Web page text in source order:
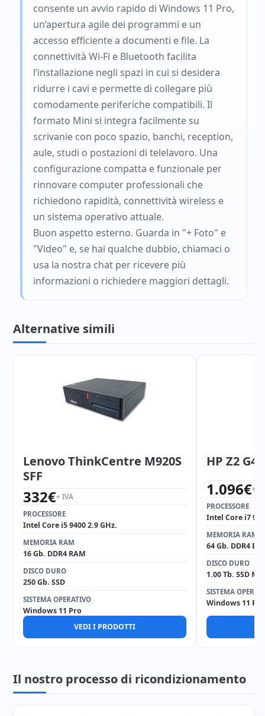
consente un avvio rapido di Windows 11 Pro,
un’apertura agile dei programmi e un
accesso efficiente a documenti e file. La
connettività Wi-Fi e Bluetooth facilita
l’installazione negli spazi in cui si desidera
ridurre i cavi e permette di collegare più
comodamente periferiche compatibili. Il
formato Mini si integra facilmente su
scrivanie con poco spazio, banchi, reception,
aule, studi o postazioni di telelavoro. Una
configurazione compatta e funzionale per
rinnovare computer professionali che
richiedono rapidità, connettività wireless e
un sistema operativo attuale.
Buon aspetto esterno. Guarda in "+ Foto" e
"Video" e, se hai qualche dubbio, chiamaci o
usa la nostra chat per ricevere più
informazioni o richiedere maggiori dettagli.
Alternative simili
Lenovo ThinkCentre M920S
SFF
332€+ IVA
PROCESSORE
Intel Core i5 9400 2.9 GHz.
MEMORIA RAM
16 Gb. DDR4 RAM
DISCO DURO
250 Gb. SSD
SISTEMA OPERATIVO
Windows 11 Pro
VEDI I PRODOTTI
HP Z2
1.096€+
PROCESSORE
Intel Core i7
MEMORIA RAM
64 Gb. DDR4
DISCO DURO
1.00 Tb. SSD M2
SISTEMA
Windows 11 Pro
Il nostro processo di ricondizionamento